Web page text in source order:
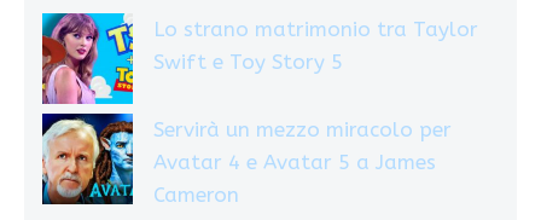
Lo strano matrimonio tra Taylor
Swift e Toy Story 5
Servirà un mezzo miracolo per
Avatar 4 e Avatar 5 a James
Cameron